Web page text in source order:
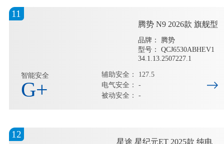
11
腾势 N9 2026款 旗舰型
品牌： 腾势
型号： QCJ6530ABHEV1
34.1.13.2507227.1
智能安全
G+
辅助安全： 127.5
电气安全： -
被动安全： -
12
星途 星纪元ET 2025款 纯电